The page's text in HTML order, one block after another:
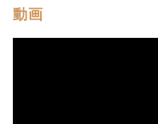
動画